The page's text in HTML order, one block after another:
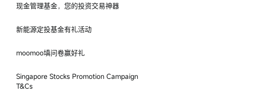
现金管理基金，您的投资交易神器
新能源定投基金有礼活动
moomoo填问卷赢好礼
Singapore Stocks Promotion Campaign
T&Cs